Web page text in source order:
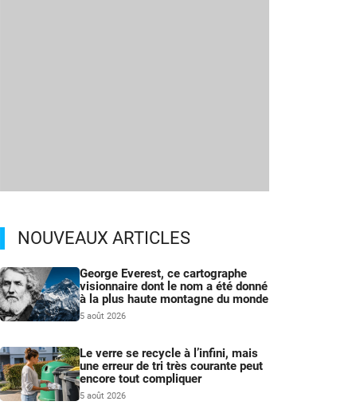
NOUVEAUX ARTICLES
George Everest, ce cartographe
visionnaire dont le nom a été donné
à la plus haute montagne du monde
5 août 2026
Le verre se recycle à l’infini, mais
une erreur de tri très courante peut
encore tout compliquer
5 août 2026